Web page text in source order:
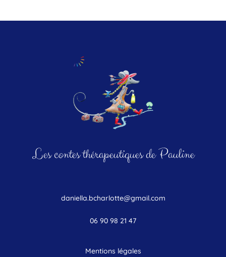
Les contes thérapeutiques de Pauline
daniella.bcharlotte@gmail.com
06 90 98 21 47
Mentions légales